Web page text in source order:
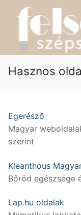
tartalomra
Hasznos
Egerésző
Magyar
szerint
Kleanthous
Bőröd egészsége
Lap.hu oldalak